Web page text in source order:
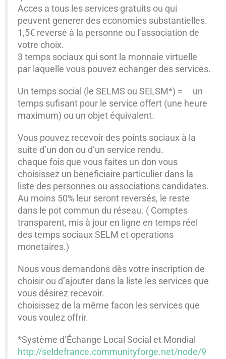
Acces a tous les services gratuits ou qui
peuvent generer des economies substantielles.
1,5€ reversé à la personne ou l’association de
votre choix.
3 temps sociaux qui sont la monnaie virtuelle
par laquelle vous pouvez echanger des services.
Un temps social (le SELMS ou SELSM*) = un
temps sufisant pour le service offert (une heure
maximum) ou un objet équivalent.
Vous pouvez recevoir des points sociaux à la
suite d’un don ou d’un service rendu.
chaque fois que vous faites un don vous
choisissez un beneficiaire particulier dans la
liste des personnes ou associations candidates.
Au moins 50% leur seront reversés, le reste
dans le pot commun du réseau. ( Comptes
transparent, mis à jour en ligne en temps réel
des temps sociaux SELM et operations
monetaires.)
Nous vous demandons dès votre inscription de
choisir ou d’ajouter dans la liste les services que
vous désirez recevoir.
choisissez de la même facon les services que
vous voulez offrir.
*Système d’Échange Local Social et Mondial
http://seldefrance.communityforge.net/node/9